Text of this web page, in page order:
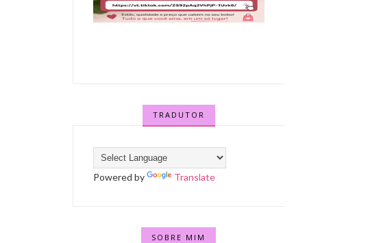
TRADUTOR
Powered by Translate
SOBRE MIM